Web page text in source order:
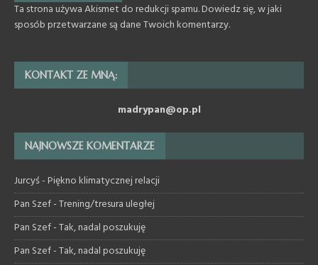
Ta strona używa Akismet do redukcji spamu.Dowiedz się, w jaki
sposób przetwarzane są dane Twoich komentarzy.
KONTAKT ZE MNĄ:
madrypan@op.pl
NAJNOWSZE KOMENTARZE
Jurcyś-Piękno klimatycznej relacji
Pan Szef-Trening/tresura uległej
Pan Szef-Tak, nadal poszukuję
Pan Szef-Tak, nadal poszukuję